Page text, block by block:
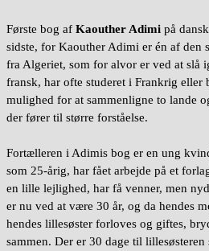
Første bog af Kaouther Adimi på
sidste, for Kaouther Adimi er én af den
fra Algeriet, som for alvor er ved at slå
fransk, har ofte studeret i Frankrig eller
mulighed for at sammenligne to lande
der fører til større forståelse.
Fortælleren i Adimis bog er en ung
som 25-årig, har fået arbejde på et
en lille lejlighed, har få venner, men
er nu ved at være 30 år, og da hendes
hendes lillesøster forloves og giftes,
sammen. Der er 30 dage til